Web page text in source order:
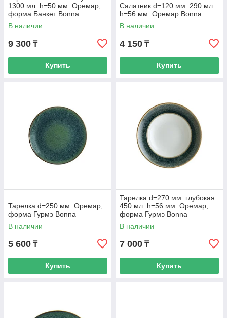
1300 мл. h=50 мм. Оремар,
форма Банкет Bonna
В наличии
9 300 ₸
Купить
Салатник d=120 мм. 290 мл.
h=56 мм. Оремар Bonna
В наличии
4 150 ₸
Купить
Тарелка d=250 мм. Оремар,
форма Гурмэ Bonna
В наличии
5 600 ₸
Купить
Тарелка d=270 мм. глубокая
450 мл. h=56 мм. Оремар,
форма Гурмэ Bonna
В наличии
7 000 ₸
Купить